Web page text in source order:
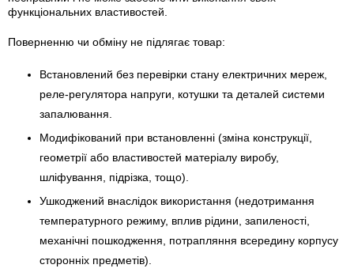
функціональних властивостей.
Поверненню чи обміну не підлягає товар:
Встановлений без перевірки стану електричних мереж,
реле-регулято­ра напруги, котушки та деталей системи
запалювання.
Модифікований при встановленні (зміна конструкції,
геометрії або властивостей матеріалу виробу,
шліфування, підрізка, тощо).
Ушкоджений внаслідок використання (недотримання
температурного режиму, вплив рідини, запиленості,
механічні пошкодження, потрапляння всередину корпусу
сторонніх предметів).